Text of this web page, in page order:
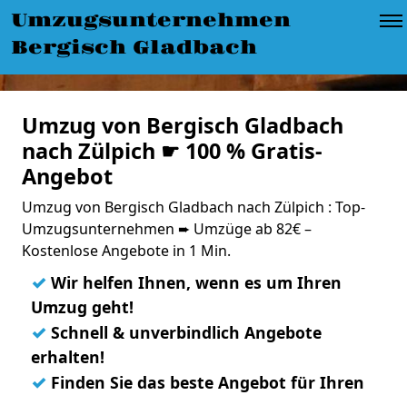
Umzugsunternehmen
Bergisch Gladbach
Umzug von Bergisch Gladbach
nach Zülpich ☛ 100 % Gratis-
Angebot
Umzug von Bergisch Gladbach nach Zülpich : Top-
Umzugsunternehmen ➨ Umzüge ab 82€ –
Kostenlose Angebote in 1 Min.
✓ Wir helfen Ihnen, wenn es um Ihren
Umzug geht!
✓ Schnell & unverbindlich Angebote
erhalten!
✓ Finden Sie das beste Angebot für Ihren